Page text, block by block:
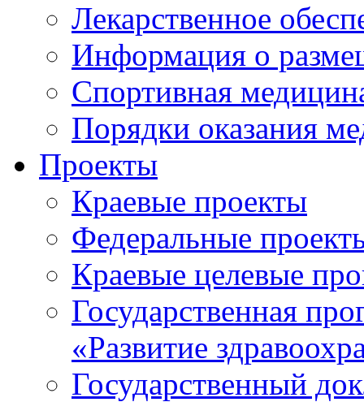
Лекарственное
Информация о
Спортивная
Порядки оказания
Проекты
Краевые проекты
Федеральные
Краевые целевые
Государственная
«Развитие
Государственный